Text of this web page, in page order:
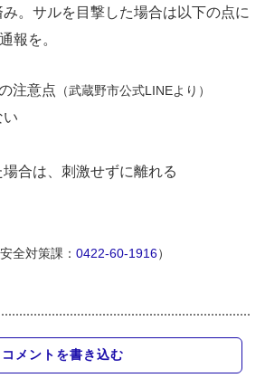
。サルを目撃した場合は以下の点に
報を。
注意点 （武蔵野市公式LINEより）
い
場合は、刺激せずに離れる
全対策課： 0422-60-1916）
コメントを書き込む